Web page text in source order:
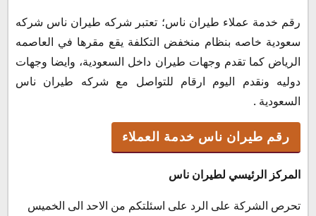
رقم اتصال طيران ناس داخل المملكه السعودية
رقم مركز اتصال فلاى ناس من جميع انحاء العالم
رقم واتساب شركه طيران ناس
رقم خدمة عملاء طيران ناس
رقم خدمه عملاء طيران ناس خارج المملكه العربية
السعودية
رقم طيران ناس فرع الخبر
رقم طيران ناس فرع الدمام
رقم خدمة عملاء طيران ناس؛ تعتبر شركه طيران ناس شركه
سعودية خاصه بنظام منخفض التكلفة يقع مقرها في العاصمه
الرياض كما تقدم وجهات طيران داخل السعودية، وايضا وجهات
دوليه ونقدم اليوم ارقام للتواصل مع شركه طيران ناس
السعودية .
رقم طيران ناس خدمة العملاء
المركز الرئيسي لطيران ناس
تحرص الشركة على الرد على اسئلتكم من الاحد الى الخميس